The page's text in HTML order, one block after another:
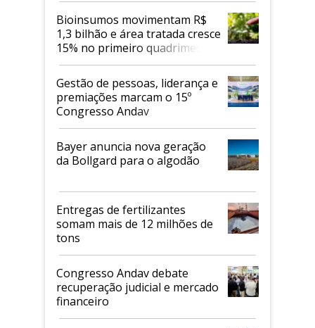
Bioinsumos movimentam R$
1,3 bilhão e área tratada cresce
15% no primeiro quadrimestre
de 2026
Gestão de pessoas, liderança e
premiações marcam o 15º
Congresso Andav
Bayer anuncia nova geração
da Bollgard para o algodão
Entregas de fertilizantes
somam mais de 12 milhões de
tons
Congresso Andav debate
recuperação judicial e mercado
financeiro